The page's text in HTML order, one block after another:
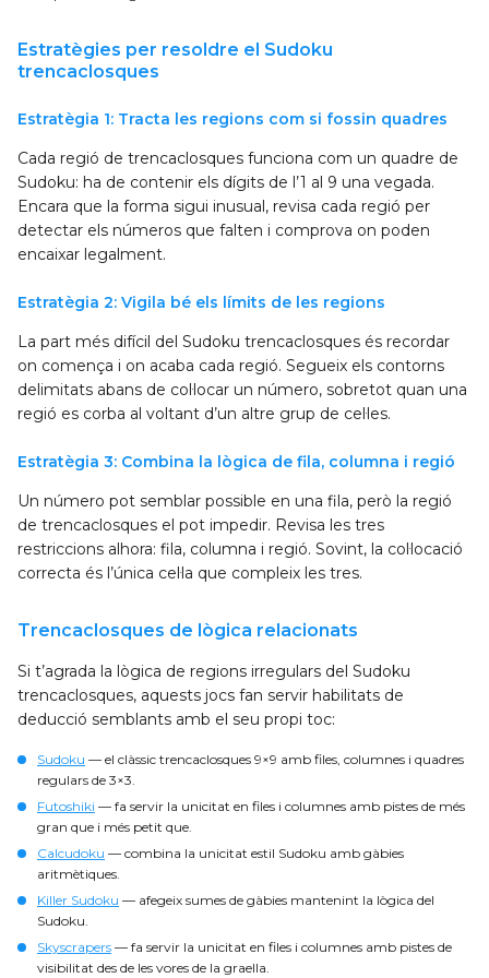
Estratègies per resoldre el Sudoku
trencaclosques
Estratègia 1: Tracta les regions com si fossin quadres
Cada regió de trencaclosques funciona com un quadre de
Sudoku: ha de contenir els dígits de l’1 al 9 una vegada.
Encara que la forma sigui inusual, revisa cada regió per
detectar els números que falten i comprova on poden
encaixar legalment.
Estratègia 2: Vigila bé els límits de les regions
La part més difícil del Sudoku trencaclosques és recordar
on comença i on acaba cada regió. Segueix els contorns
delimitats abans de col·locar un número, sobretot quan una
regió es corba al voltant d’un altre grup de cel·les.
Estratègia 3: Combina la lògica de fila, columna i regió
Un número pot semblar possible en una fila, però la regió
de trencaclosques el pot impedir. Revisa les tres
restriccions alhora: fila, columna i regió. Sovint, la col·locació
correcta és l’única cel·la que compleix les tres.
Trencaclosques de lògica relacionats
Si t’agrada la lògica de regions irregulars del Sudoku
trencaclosques, aquests jocs fan servir habilitats de
deducció semblants amb el seu propi toc:
Sudoku — el clàssic trencaclosques 9×9 amb files, columnes i quadres
regulars de 3×3.
Futoshiki — fa servir la unicitat en files i columnes amb pistes de més
gran que i més petit que.
Calcudoku — combina la unicitat estil Sudoku amb gàbies
aritmètiques.
Killer Sudoku — afegeix sumes de gàbies mantenint la lògica del
Sudoku.
Skyscrapers — fa servir la unicitat en files i columnes amb pistes de
visibilitat des de les vores de la graella.